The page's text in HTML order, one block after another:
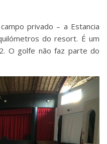
privado – a Estancia
do resort. É um
O golfe não faz parte do